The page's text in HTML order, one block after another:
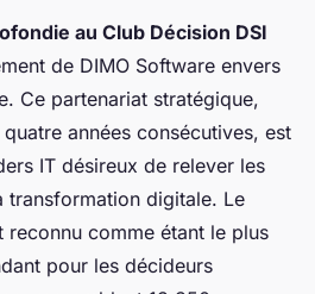
au Club Décision DSI
de DIMO Software envers
Ce partenariat stratégique,
années consécutives, est
IT désireux de relever les
transformation digitale. Le
reconnu comme étant le plus
pour les décideurs